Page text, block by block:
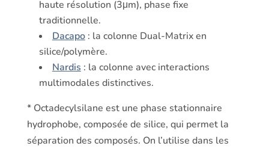
haute résolution (3μm), phase fixe
traditionnelle.
Dacapo: la colonne Dual-Matrix en
silice/polymère.
Nardis : la colonne avec interactions
multimodales distinctives.
* Octadecylsilane est une phase stationnaire
hydrophobe, composée de silice, qui permet la
séparation des composés. On l’utilise dans les